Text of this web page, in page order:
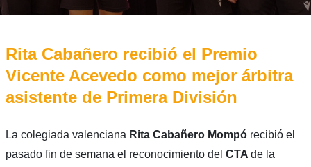
Rita Cabañero recibió el Premio
Vicente Acevedo como mejor árbitra
asistente de Primera División
La colegiada valenciana Rita Cabañero Mompó recibió el
pasado fin de semana el reconocimiento del CTA de la